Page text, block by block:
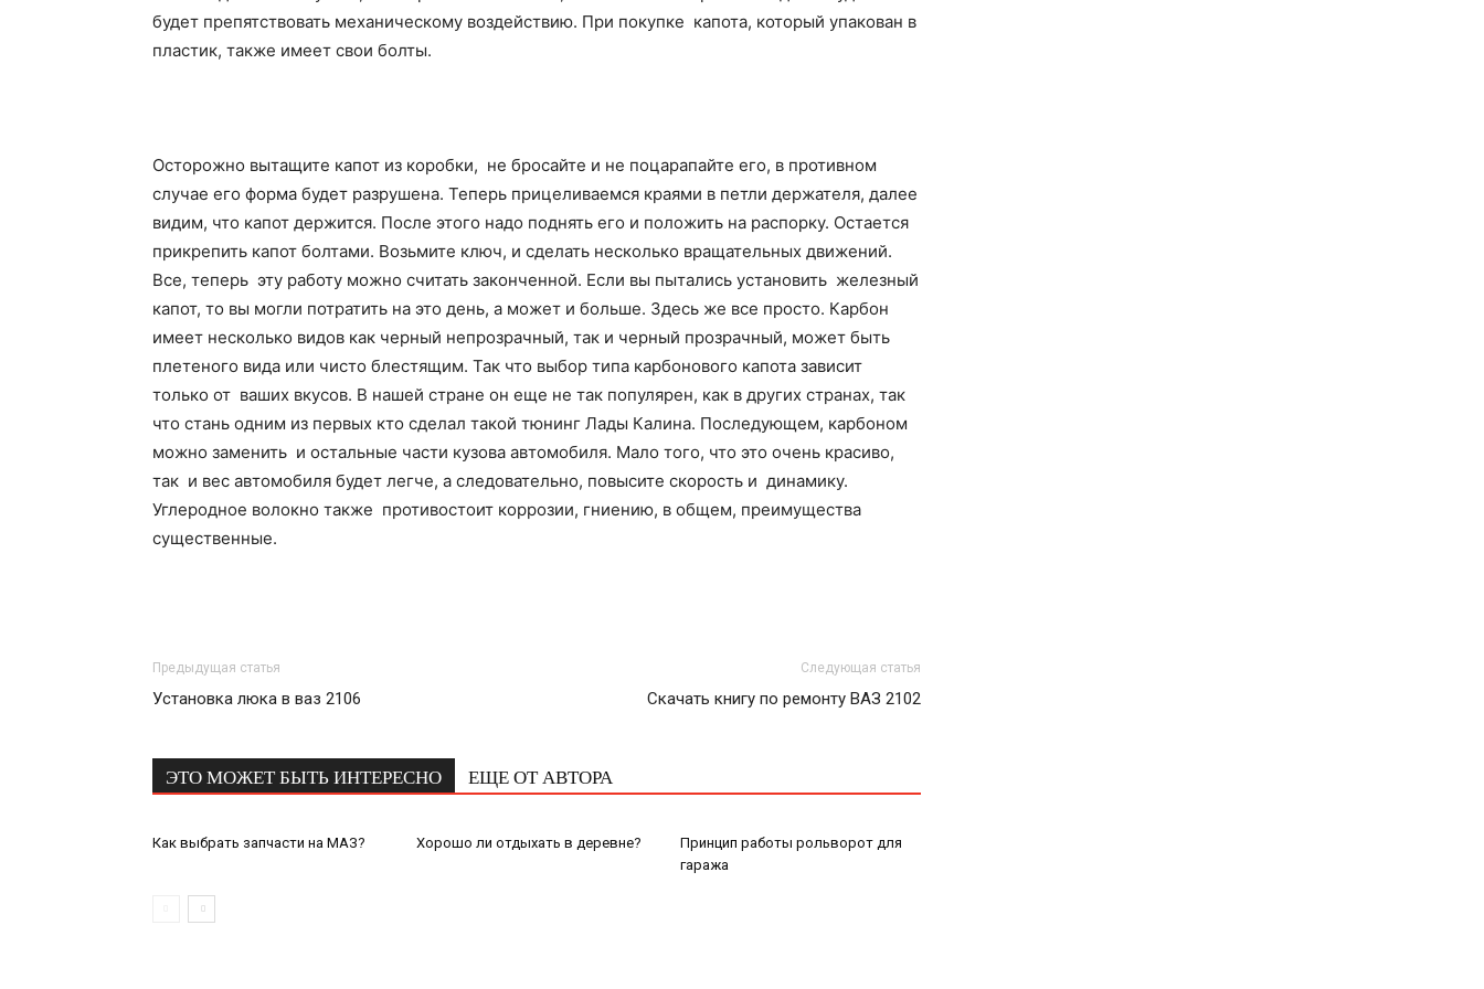
будет препятствовать механическому воздействию. При покупке капота, который упакован в
пластик, также имеет свои болты.
Осторожно вытащите капот из коробки, не бросайте и не поцарапайте его, в противном
случае его форма будет разрушена. Теперь прицеливаемся краями в петли держателя, далее
видим, что капот держится. После этого надо поднять его и положить на распорку. Остается
прикрепить капот болтами. Возьмите ключ, и сделать несколько вращательных движений.
Все, теперь эту работу можно считать законченной. Если вы пытались установить железный
капот, то вы могли потратить на это день, а может и больше. Здесь же все просто. Карбон
имеет несколько видов как черный непрозрачный, так и черный прозрачный, может быть
плетеного вида или чисто блестящим. Так что выбор типа карбонового капота зависит
только от ваших вкусов. В нашей стране он еще не так популярен, как в других странах, так
что стань одним из первых кто сделал такой тюнинг Лады Калина. Последующем, карбоном
можно заменить и остальные части кузова автомобиля. Мало того, что это очень красиво,
так и вес автомобиля будет легче, а следовательно, повысите скорость и динамику.
Углеродное волокно также противостоит коррозии, гниению, в общем, преимущества
существенные.
Предыдущая статья
Установка люка в ваз 2106
Следующая статья
Скачать книгу по ремонту ВАЗ 2102
ЭТО МОЖЕТ БЫТЬ ИНТЕРЕСНО ЕЩЕ ОТ АВТОРА
Как выбрать запчасти на МАЗ? Хорошо ли отдыхать в деревне?
Принцип работы рольворот для
гаража